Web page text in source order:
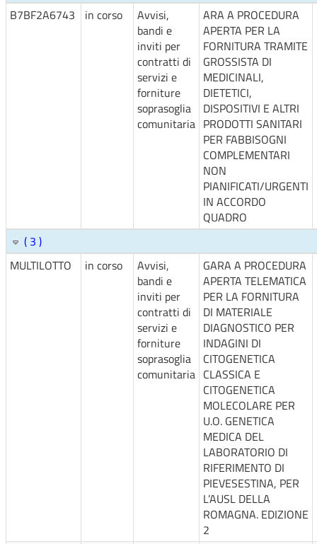
B7BF2A6743
in corso
Avvisi,
bandi e
inviti per
contratti di
servizi e
forniture
soprasoglia
comunitaria
ARA A PROCEDURA
APERTA PER LA
FORNITURA TRAMITE
GROSSISTA DI
MEDICINALI,
DIETETICI,
DISPOSITIVI E ALTRI
PRODOTTI SANITARI
PER FABBISOGNI
COMPLEMENTARI
NON
PIANIFICATI/URGENTI
IN ACCORDO
QUADRO
( 3 )
MULTILOTTO
in corso
Avvisi,
bandi e
inviti per
contratti di
servizi e
forniture
soprasoglia
comunitaria
GARA A PROCEDURA
APERTA TELEMATICA
PER LA FORNITURA
DI MATERIALE
DIAGNOSTICO PER
INDAGINI DI
CITOGENETICA
CLASSICA E
CITOGENETICA
MOLECOLARE PER
U.O. GENETICA
MEDICA DEL
LABORATORIO DI
RIFERIMENTO DI
PIEVESESTINA, PER
L’AUSL DELLA
ROMAGNA. EDIZIONE
2